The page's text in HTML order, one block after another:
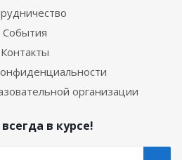
События
Контакты
организации
в курсе!